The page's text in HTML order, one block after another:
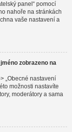
panel“ pomocí
nahoře na stránkách
vaše nastavení a
zobrazeno na
„Obecné nastavení
možnosti nastavíte
moderátory a sama